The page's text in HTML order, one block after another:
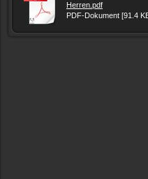
Herren.pdf
PDF-Dokument [91.4